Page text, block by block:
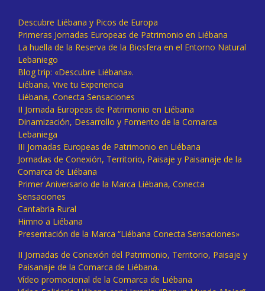
Descubre Liébana y Picos de Europa
Primeras Jornadas Europeas de Patrimonio en Liébana
La huella de la Reserva de la Biosfera en el Entorno Natural
Lebaniego
Blog trip: «Descubre Liébana».
Liébana, Vive tu Experiencia
Liébana, Conecta Sensaciones
II Jornada Europeas de Patrimonio en Liébana
Dinamización, Desarrollo y Fomento de la Comarca
Lebaniega
III Jornadas Europeas de Patrimonio en Liébana
Jornadas de Conexión, Territorio, Paisaje y Paisanaje de la
Comarca de Liébana
Primer Aniversario de la Marca Liébana, Conecta
Sensaciones
Cantabria Rural
Himno a Liébana
Presentación de la Marca “Liébana Conecta Sensaciones»
II Jornadas de Conexión del Patrimonio, Territorio, Paisaje y
Paisanaje de la Comarca de Liébana.
Vídeo promocional de la Comarca de Liébana